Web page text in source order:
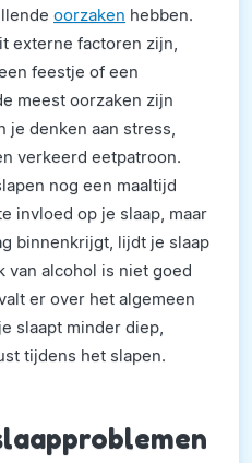
oorzaken hebben.
externe factoren zijn,
feestje of een
meest oorzaken zijn
je denken aan stress,
verkeerd eetpatroon.
nog een maaltijd
invloed op je slaap, maar
binnenkrijgt, lijdt je slaap
van alcohol is niet goed
er over het algemeen
slaapt minder diep,
tijdens het slapen.